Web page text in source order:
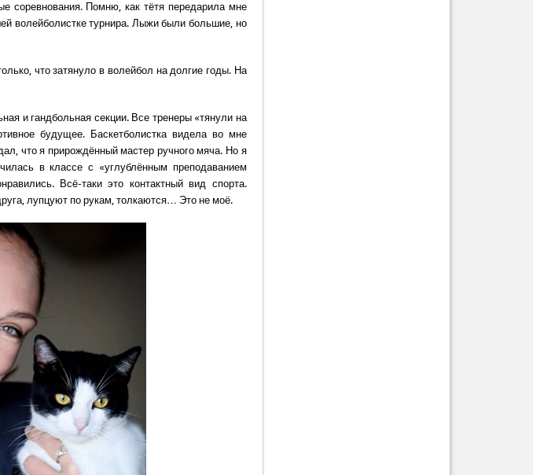
соревнования. Помню, как тётя передарила мне
волейболистке турнира. Лыжи были большие, но
что затянуло в волейбол на долгие годы. На
и гандбольная секции. Все тренеры «тянули на
будущее. Баскетболистка видела во мне
что я прирождённый мастер ручного мяча. Но я
в классе с «углублённым преподаванием
Всё-таки это контактный вид спорта.
лупцуют по рукам, толкаются… Это не моё.